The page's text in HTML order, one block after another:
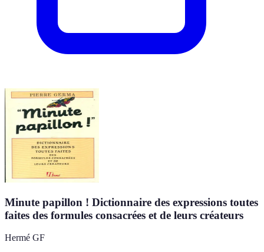
Minute papillon ! Dictionnaire des expressions toutes
faites des formules consacrées et de leurs créateurs
Hermé GF